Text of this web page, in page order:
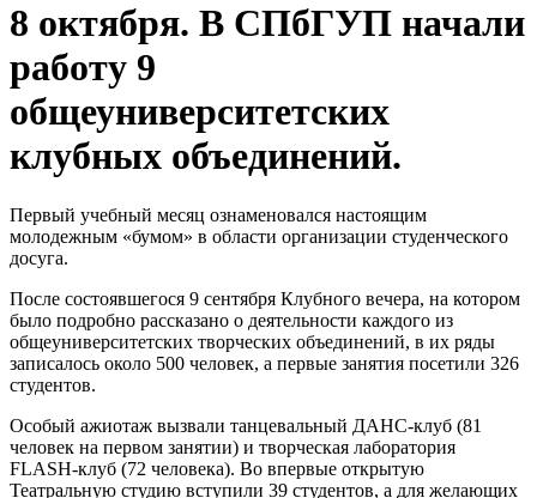
8 октября. В СПбГУП начали
работу 9
общеуниверситетских
клубных объединений.
Первый учебный месяц ознаменовался настоящим
молодежным «бумом» в области организации студенческого
досуга.
После состоявшегося 9 сентября Клубного вечера, на котором
было подробно рассказано о деятельности каждого из
общеуниверситетских творческих объединений, в их ряды
записалось около 500 человек, а первые занятия посетили 326
студентов.
Особый ажиотаж вызвали танцевальный ДАНС-клуб (81
человек на первом занятии) и творческая лаборатория
FLASH-клуб (72 человека). Во впервые открытую
Театральную студию вступили 39 студентов, а для желающих